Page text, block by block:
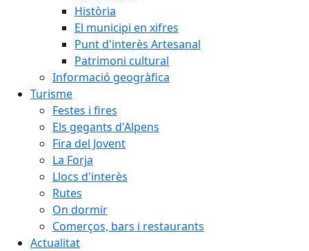
Història
El municipi en xifres
Punt d'interès Artesanal
Patrimoni cultural
Informació geogràfica
Turisme
Festes i fires
Els gegants d'Alpens
Fira del Jovent
La Forja
Llocs d'interès
Rutes
On dormir
Comerços, bars i restaurants
Actualitat